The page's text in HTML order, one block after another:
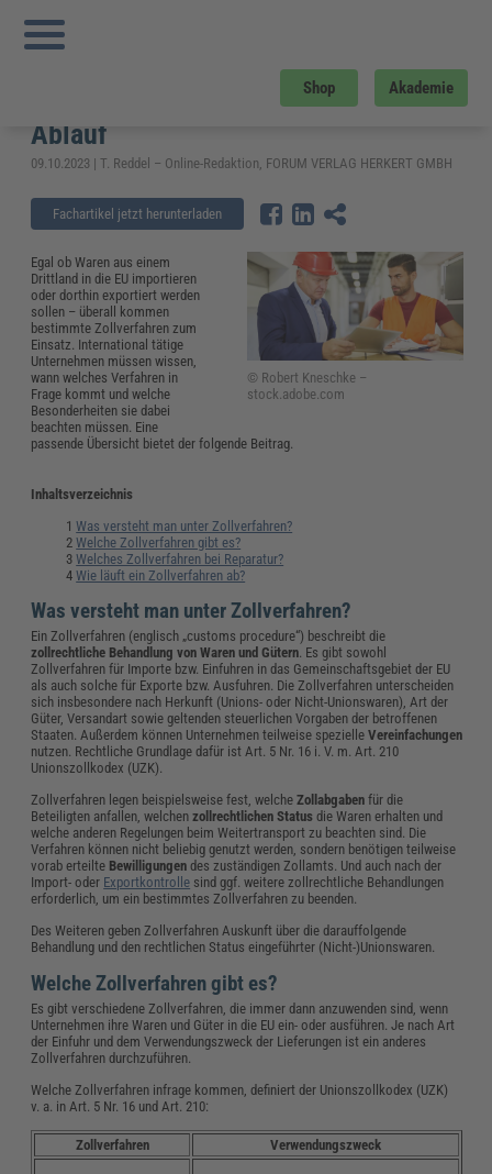
Shop Akademie
Sie sind hier:
gibt es? – Übersicht, Besonderheiten und Ablauf
Welche Zollverfahren gibt es? –
Übersicht, Besonderheiten und
Ablauf
09.10.2023 | T. Reddel – Online-Redaktion, FORUM VERLAG HERKERT GMBH
Fachartikel jetzt herunterladen
© Robert Kneschke –
stock.adobe.com
Egal ob Waren aus einem
Drittland in die EU importieren
oder dorthin exportiert werden
sollen – überall kommen
bestimmte Zollverfahren zum
Einsatz. International tätige
Unternehmen müssen wissen,
wann welches Verfahren in
Frage kommt und welche
Besonderheiten sie dabei
beachten müssen. Eine
passende Übersicht bietet der folgende Beitrag.
Inhaltsverzeichnis
Was versteht man unter Zollverfahren?
Welche Zollverfahren gibt es?
Welches Zollverfahren bei Reparatur?
Wie läuft ein Zollverfahren ab?
Was versteht man unter Zollverfahren?
Ein Zollverfahren (englisch „customs procedure“) beschreibt die
zollrechtliche Behandlung von Waren und Gütern. Es gibt sowohl
Zollverfahren für Importe bzw. Einfuhren in das Gemeinschaftsgebiet der EU
als auch solche für Exporte bzw. Ausfuhren. Die Zollverfahren unterscheiden
sich insbesondere nach Herkunft (Unions- oder Nicht-Unionswaren), Art der
Güter, Versandart sowie geltenden steuerlichen Vorgaben der betroffenen
Staaten. Außerdem können Unternehmen teilweise spezielleVereinfachungen
nutzen. Rechtliche Grundlage dafür ist Art. 5 Nr. 16 i. V. m. Art. 210
Unionszollkodex (UZK).
Zollverfahren legen beispielsweise fest, welcheZollabgaben für die
Beteiligten anfallen, welchenzollrechtlichen Status die Waren erhalten und
welche anderen Regelungen beim Weitertransport zu beachten sind. Die
Verfahren können nicht beliebig genutzt werden, sondern benötigen teilweise
vorab erteilte Bewilligungen des zuständigen Zollamts. Und auch nach der
Import- oder Exportkontrolle sind ggf. weitere zollrechtliche Behandlungen
erforderlich, um ein bestimmtes Zollverfahren zu beenden.
Des Weiteren geben Zollverfahren Auskunft über die darauffolgende
Behandlung und den rechtlichen Status eingeführter (Nicht-)Unionswaren.
Welche Zollverfahren gibt es?
Es gibt verschiedene Zollverfahren, die immer dann anzuwenden sind, wenn
Unternehmen ihre Waren und Güter in die EU ein- oder ausführen. Je nach Art
der Einfuhr und dem Verwendungszweck der Lieferungen ist ein anderes
Zollverfahren durchzuführen.
Welche Zollverfahren infrage kommen, definiert der Unionszollkodex (UZK)
v. a. in Art. 5 Nr. 16 und Art. 210:
Zollverfahren Verwendungszweck